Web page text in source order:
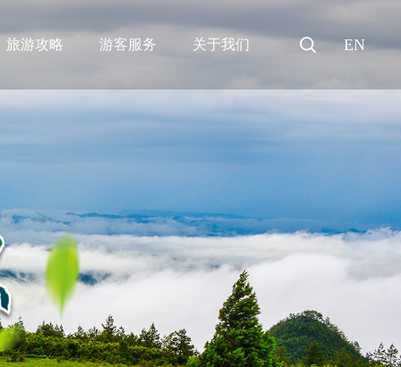
旅游攻略 游客服务 关于我们  EN